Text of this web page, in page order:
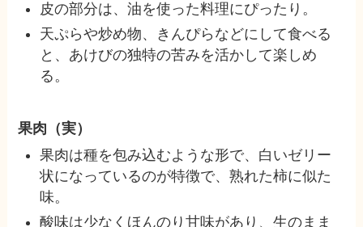
皮の部分は、油を使った料理にぴったり。
天ぷらや炒め物、きんぴらなどにして食べる
と、あけびの独特の苦みを活かして楽しめ
る。
果肉（実）
果肉は種を包み込むような形で、白いゼリー
状になっているのが特徴で、熟れた柿に似た
味。
酸味は少なくほんのり甘味があり、生のまま